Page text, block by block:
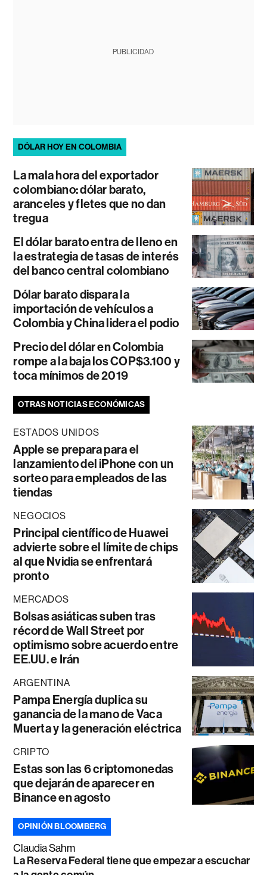
PUBLICIDAD
DÓLAR HOY EN COLOMBIA
La mala hora del exportador
colombiano: dólar barato,
aranceles y fletes que no dan
tregua
El dólar barato entra de lleno en
la estrategia de tasas de interés
del banco central colombiano
Dólar barato dispara la
importación de vehículos a
Colombia y China lidera el podio
Precio del dólar en Colombia
rompe a la baja los COP$3.100 y
toca mínimos de 2019
OTRAS NOTICIAS ECONÓMICAS
ESTADOS UNIDOS
Apple se prepara para el
lanzamiento del iPhone con un
sorteo para empleados de las
tiendas
NEGOCIOS
Principal científico de Huawei
advierte sobre el límite de chips
al que Nvidia se enfrentará
pronto
MERCADOS
Bolsas asiáticas suben tras
récord de Wall Street por
optimismo sobre acuerdo entre
EE.UU. e Irán
ARGENTINA
Pampa Energía duplica su
ganancia de la mano de Vaca
Muerta y la generación eléctrica
CRIPTO
Estas son las 6 criptomonedas
que dejarán de aparecer en
Binance en agosto
OPINIÓN BLOOMBERG
Claudia Sahm
La Reserva Federal tiene que empezar a escuchar